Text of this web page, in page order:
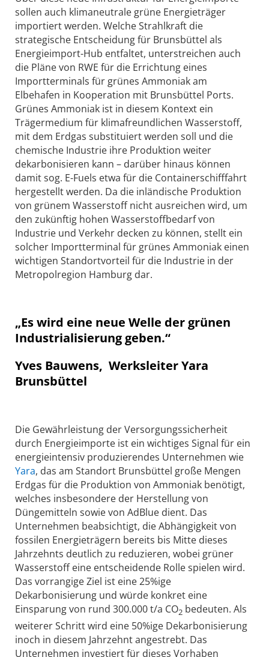
sollen auch klimaneutrale grüne Energieträger
importiert werden. Welche Strahlkraft die
strategische Entscheidung für Brunsbüttel als
Energieimport-­Hub entfaltet, unterstreichen auch
die Pläne von RWE für die Errichtung eines
Importterminals für grünes Ammoniak am
Elbehafen in Kooperation mit Brunsbüttel Ports.
Grünes Ammoniak ist in diesem Kontext ein
Trägermedium für klima­freundlichen Wasserstoff,
mit dem Erdgas substituiert werden soll und die
chemische Industrie ihre Produktion weiter
dekarbonisieren kann – darüber hinaus können
damit sog. E-Fuels etwa für die Con­tainerschifffahrt
hergestellt werden. Da die inländische Produktion
von grünem Wasserstoff nicht ausreichen wird, um
den zukünftig hohen Wasserstoffbedarf von
Industrie und Verkehr decken zu können, stellt ein
solcher Importterminal für grünes Ammo­niak einen
wichtigen Standortvorteil für die Industrie in der
Metropolregion Hamburg dar.
„Es wird eine neue Welle der grünen
Industrialisierung geben.“
Yves Bauwens, Werksleiter Yara
Brunsbüttel
Die Gewährleistung der Versorgungssicherheit
durch Energie­importe ist ein wichtiges Signal für ein
energieintensiv produzierendes Unternehmen wie
Yara, das am Standort Brunsbüttel große Mengen
Erdgas für die Produktion von Ammoniak benötigt,
welches insbesondere der Herstellung von
Düngemitteln sowie von AdBlue dient. Das
Unternehmen beabsichtigt, die Abhängigkeit von
fossilen Energieträgern bereits bis Mitte dieses
Jahrzehnts deutlich zu reduzieren, wobei grüner
Wasserstoff eine entscheidende Rolle spielen wird.
Das vorrangige Ziel ist eine 25%ige
Dekarbonisierung und würde konkret eine
Einsparung von rund 300.000 t/a CO2 bedeuten. Als
weiterer Schritt wird eine 50%ige Dekarbonisierung
inoch in diesem Jahrzehnt angestrebt. Das
Unternehmen investiert für dieses Vorhaben